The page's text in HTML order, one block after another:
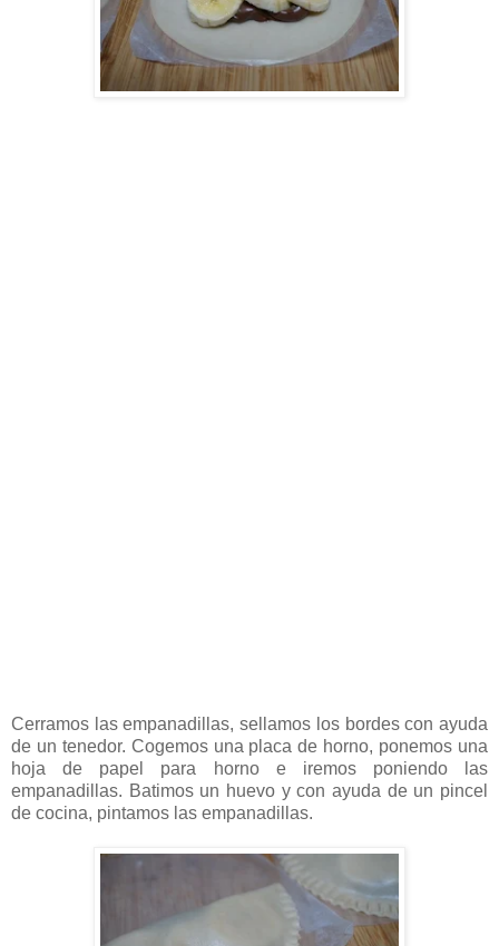
Cerramos las empanadillas, sellamos los bordes con ayuda
de un tenedor. Cogemos una placa de horno, ponemos una
hoja de papel para horno e iremos poniendo las
empanadillas. Batimos un huevo y con ayuda de un pincel
de cocina, pintamos las empanadillas.